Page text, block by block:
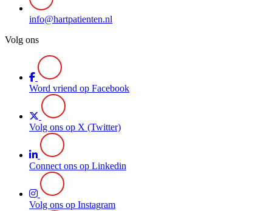
info@hartpatienten.nl
Volg ons
Word vriend op Facebook
Volg ons op X (Twitter)
Connect ons op Linkedin
Volg ons op Instagram